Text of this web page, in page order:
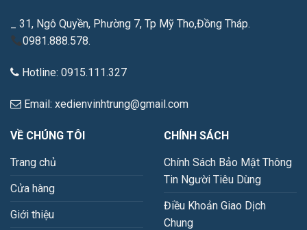
_ 31, Ngô Quyền, Phường 7, Tp Mỹ Tho,Đồng Tháp.
0981.888.578.
Hotline: 0915.111.327
Email: xedienvinhtrung@gmail.com
VỀ CHÚNG TÔI
Trang chủ
Cửa hàng
Giới thiệu
CHÍNH SÁCH
Chính Sách Bảo Mật Thông
Tin Người Tiêu Dùng
Điều Khoản Giao Dịch
Chung